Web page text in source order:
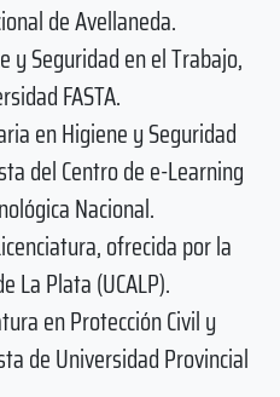
de Avellaneda.
y Seguridad en el Trabajo,
FASTA.
en Higiene y Seguridad
del Centro de e-Learning
Nacional.
ofrecida por la
La Plata (UCALP).
en Protección Civil y
de Universidad Provincial